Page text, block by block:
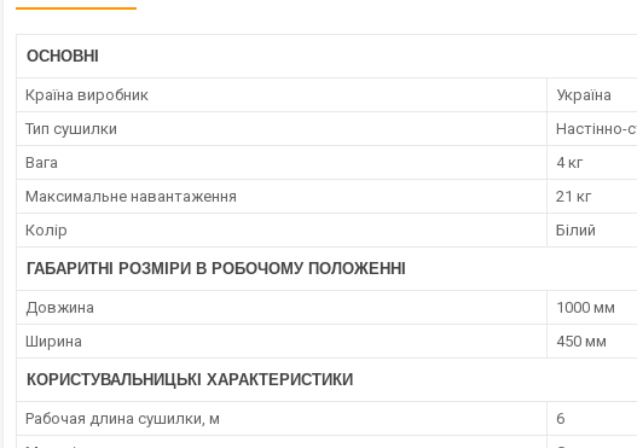
ОСНОВНІ
Країна виробник
Україна
Тип сушилки
Настінно-
Вага
4 кг
Максимальне навантаження
21 кг
Колір
Білий
ГАБАРИТНІ РОЗМІРИ В РОБОЧОМУ ПОЛОЖЕННІ
Довжина
1000 мм
Ширина
450 мм
КОРИСТУВАЛЬНИЦЬКІ ХАРАКТЕРИСТИКИ
Рабочая длина сушилки, м
6